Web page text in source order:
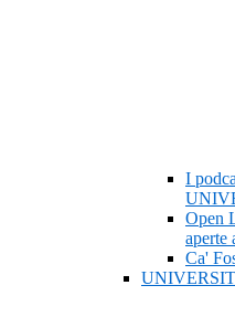
I
Open
aperte
Ca'